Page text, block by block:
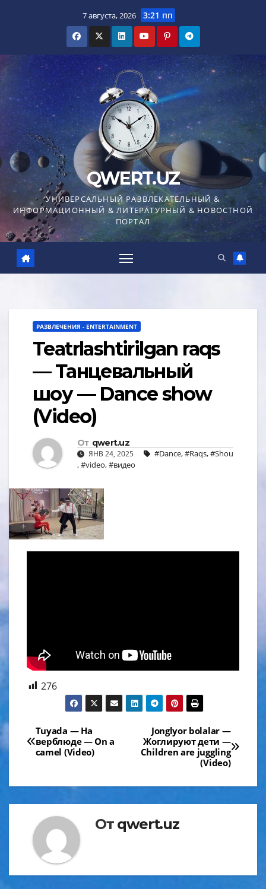
7 августа, 2026 3:21 пп
QWERT.UZ
УНИВЕРСАЛЬНЫЙ РАЗВЛЕКАТЕЛЬНЫЙ &
ИНФОРМАЦИОННЫЙ & ЛИТЕРАТУРНЫЙ & НОВОСТНОЙ
ПОРТАЛ
РАЗВЛЕЧЕНИЯ - ENTERTAINMENT
Teatrlashtirilgan raqs
— Танцевальный
шоу — Dance show
(Video)
От qwert.uz
ЯНВ 24, 2025 #Dance,#Raqs,#Shou
,#video,#видео
276
Навигация
по
Jonglyor bolalar —
Жоглируют дети —
Children are juggling
(Video)
Tuyada — На
верблюде — On a
camel (Video)
От qwert.uz